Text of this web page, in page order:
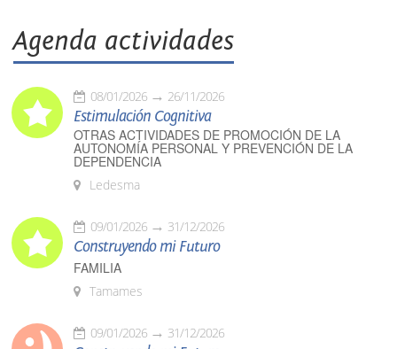
Agenda actividades
08/01/2026 26/11/2026
Estimulación Cognitiva
OTRAS ACTIVIDADES DE PROMOCIÓN DE LA
AUTONOMÍA PERSONAL Y PREVENCIÓN DE LA
DEPENDENCIA
Ledesma
09/01/2026 31/12/2026
Construyendo mi Futuro
FAMILIA
Tamames
09/01/2026 31/12/2026